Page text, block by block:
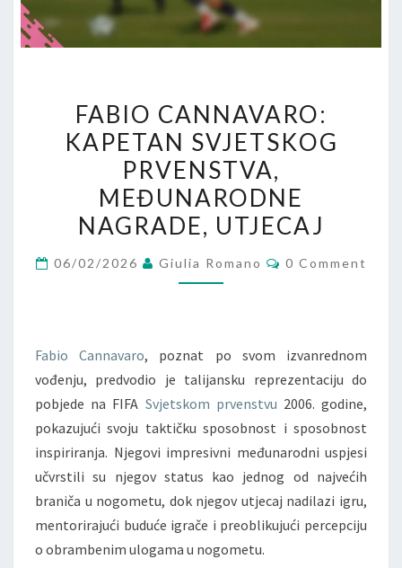
CANNAVARO:
KAPETAN
SVJETSKOG
PRVENSTVA,
MEĐUNARODNE
NAGRADE,
UTJECAJ
FABIO CANNAVARO:
KAPETAN SVJETSKOG
PRVENSTVA,
MEĐUNARODNE
NAGRADE, UTJECAJ
06/02/2026 Giulia Romano Comments
0 Comment
Fabio Cannavaro, poznat po svom izvanrednom
vođenju, predvodio je talijansku reprezentaciju do
pobjede na FIFA Svjetskom prvenstvu 2006. godine,
pokazujući svoju taktičku sposobnost i sposobnost
inspiriranja. Njegovi impresivni međunarodni uspjesi
učvrstili su njegov status kao jednog od najvećih
braniča u nogometu, dok njegov utjecaj nadilazi igru,
mentorirajući buduće igrače i preoblikujući percepciju
o obrambenim ulogama u nogometu.